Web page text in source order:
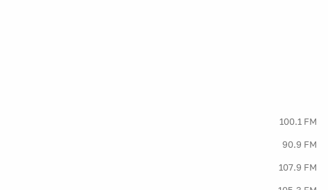
100.1 FM
90.9 FM
107.9 FM